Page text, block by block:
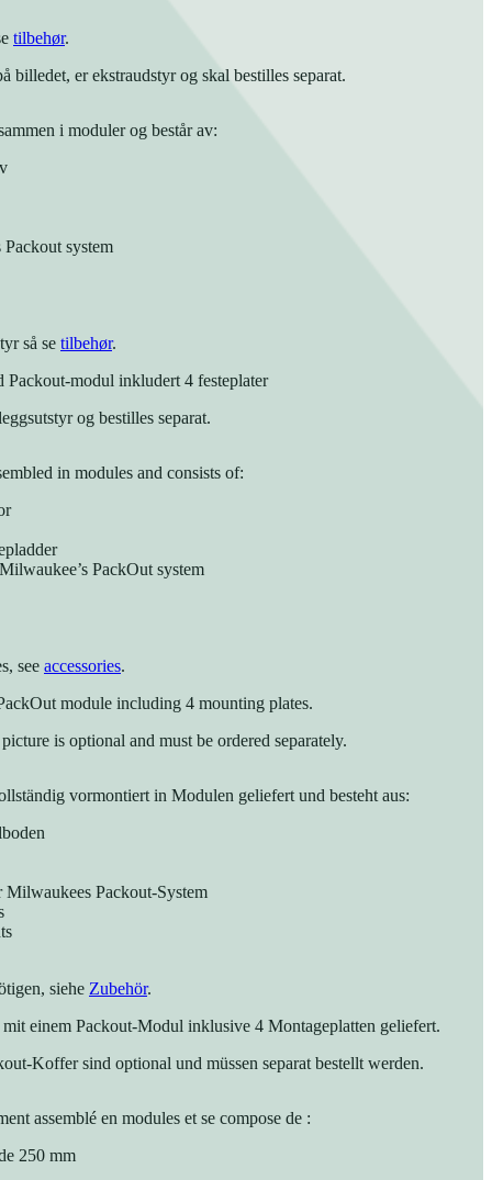
tilbehør.
billedet, er ekstraudstyr og skal bestilles separat.
i moduler og består av:
system
så se tilbehør.
Packout-modul inkludert 4 festeplater
og bestilles separat.
in modules and consists of:
PackOut system
see accessories.
module including 4 mounting plates.
is optional and must be ordered separately.
vormontiert in Modulen geliefert und besteht aus:
Milwaukees Packout-System
siehe Zubehör.
einem Packout-Modul inklusive 4 Montageplatten geliefert.
Koffer sind optional und müssen separat bestellt werden.
assemblé en modules et se compose de :
250 mm